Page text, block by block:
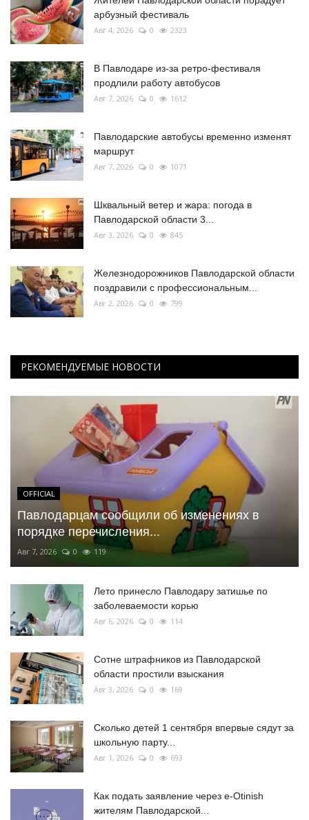
арбузный фестиваль
Авг 4, 2026 0 2323
В Павлодаре из-за ретро-фестиваля
продлили работу автобусов
Авг 7, 2026 0 1612
Павлодарские автобусы временно изменят
маршрут
Авг 7, 2026 0 1071
Шквальный ветер и жара: погода в
Павлодарской области 3...
Авг 3, 2026 0 845
Железнодорожников Павлодарской области
поздравили с профессиональным...
Авг 2, 2026 0 799
РЕКОМЕНДУЕМЫЕ НОВОСТИ
OFFICIAL
Павлодарцам сообщили об изменениях в
порядке перечисления...
Авг 7, 2026 0 119
Лето принесло Павлодару затишье по
заболеваемости корью
Авг 6, 2026 0 114
Сотне штрафников из Павлодарской
области простили взыскания
Авг 3, 2026 0 169
Сколько детей 1 сентября впервые сядут за
школьную парту...
Авг 1, 2026 0 693
Как подать заявление через e-Otinish
жителям Павлодарской...